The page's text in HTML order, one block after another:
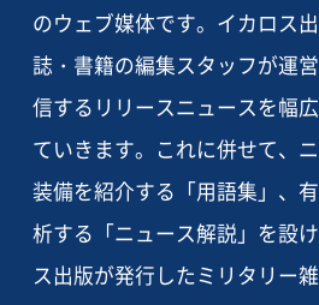
のウェブ媒体です。イカロス
誌・書籍の編集スタッフが運
信するリリースニュースを幅
ていきます。これに併せて、
装備を紹介する「用語集」、
析する「ニュース解説」を設
ス出版が発行したミリタリー